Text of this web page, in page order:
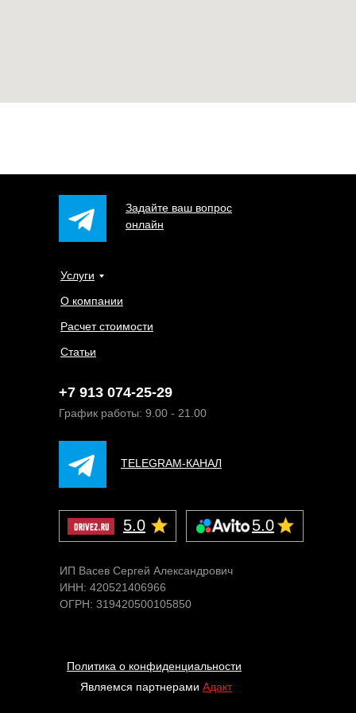
5.0 5.0
Услуги
О компании
Расчет стоимости
Статьи
Задайте ваш вопрос
онлайн
+7 913 074-25-29
График работы: 9.00 - 21.00
TELEGRAM-КАНАЛ
Политика о конфиденциальности
Являемся партнерами Адакт
ИП Васев Сергей Александрович
ИНН: 420521406966
ОГРН: 319420500105850